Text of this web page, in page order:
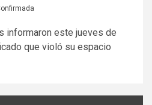
informaron este jueves de
que violó su espacio